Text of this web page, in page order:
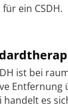
ein CSDH.
ist bei
Entfernung
handelt es